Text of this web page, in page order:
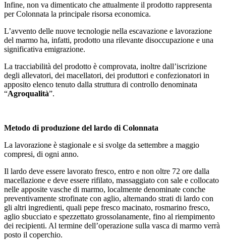
Infine, non va dimenticato che attualmente il prodotto rappresenta
per Colonnata la principale risorsa economica.
L’avvento delle nuove tecnologie nella escavazione e lavorazione
del marmo ha, infatti, prodotto una rilevante disoccupazione e una
significativa emigrazione.
La tracciabilità del prodotto è comprovata, inoltre dall’iscrizione
degli allevatori, dei macellatori, dei produttori e confezionatori in
apposito elenco tenuto dalla struttura di controllo denominata
“Agroqualità”.
Metodo di produzione del lardo di Colonnata
La lavorazione è stagionale e si svolge da settembre a maggio
compresi, di ogni anno.
Il lardo deve essere lavorato fresco, entro e non oltre 72 ore dalla
macellazione e deve essere rifilato, massaggiato con sale e collocato
nelle apposite vasche di marmo, localmente denominate conche
preventivamente strofinate con aglio, alternando strati di lardo con
gli altri ingredienti, quali pepe fresco macinato, rosmarino fresco,
aglio sbucciato e spezzettato grossolanamente, fino al riempimento
dei recipienti. Al termine dell’operazione sulla vasca di marmo verrà
posto il coperchio.